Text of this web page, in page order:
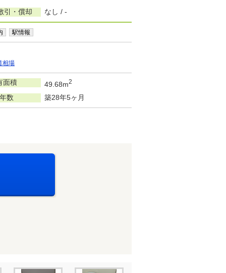
引・償却 なし / -
駅情報
相場
面積 49.68m2
数 築28年5ヶ月